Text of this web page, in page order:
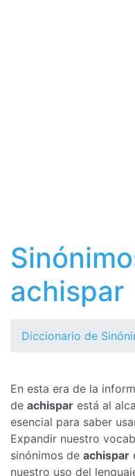
achispar
Diccionario de
En esta era de la
de achispar está al
esencial para saber
Expandir nuestro
sinónimos de achispar
nuestro uso del